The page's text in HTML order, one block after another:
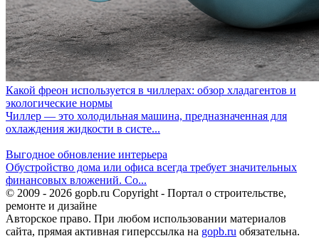
Какой фреон используется в чиллерах: обзор хладагентов и
экологические нормы
Чиллер — это холодильная машина, предназначенная для
охлаждения жидкости в систе...
Выгодное обновление интерьера
Обустройство дома или офиса всегда требует значительных
финансовых вложений. Со...
© 2009 - 2026 gopb.ru Copyright - Портал о строительстве,
ремонте и дизайне
Авторское право. При любом использовании материалов
сайта, прямая активная гиперссылка на gopb.ru обязательна.